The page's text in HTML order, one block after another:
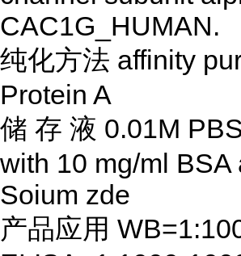
CAC1G_HUMAN.
纯化方法 affinity
Protein A
储 存 液 0.01M
with 10 mg/ml BSA
Soium zde
产品应用